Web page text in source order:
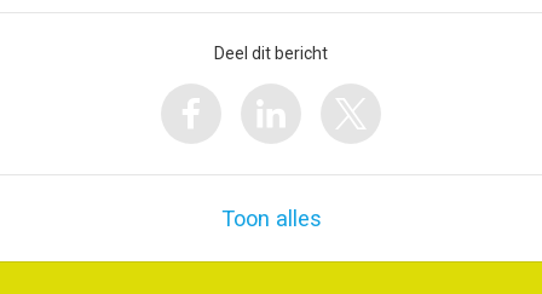
Deel dit bericht
Toon alles